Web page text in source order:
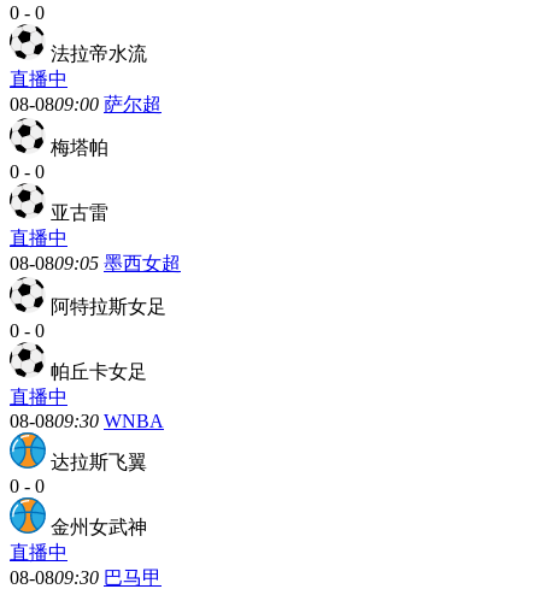
0 - 0
法拉帝水流
直播中
08-0809:00 萨尔超
梅塔帕
0 - 0
亚古雷
直播中
08-0809:05 墨西女超
阿特拉斯女足
0 - 0
帕丘卡女足
直播中
08-0809:30 WNBA
达拉斯飞翼
0 - 0
金州女武神
直播中
08-0809:30 巴马甲